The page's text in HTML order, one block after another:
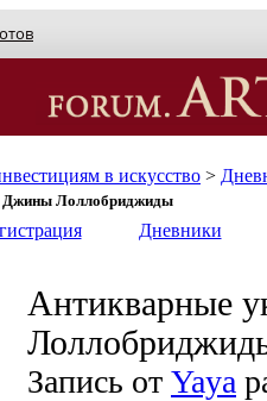
в искусство >
Джины Лоллобриджиды
Дневники
Антикварные
Запись от Yaya